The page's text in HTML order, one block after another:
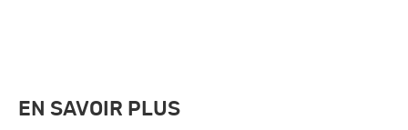
EN SAVOIR PLUS